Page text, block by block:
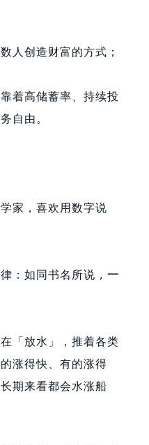
人创造财富的方式；
靠着高储蓄率、持续投
自由。
家，喜欢用数字说
：如同书名所说， 一
「放水」，推着各类
涨得快、有的涨得
期来看都会水涨船